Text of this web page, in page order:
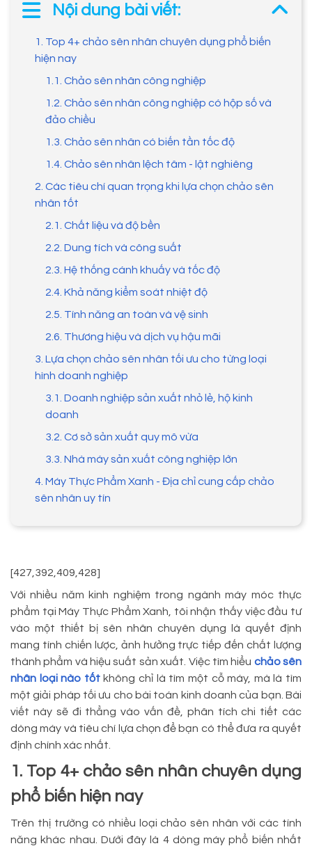
Nội dung bài viết:
1. Top 4+ chảo sên nhân chuyên dụng phổ biến
hiện nay
1.1. Chảo sên nhân công nghiệp
1.2. Chảo sên nhân công nghiệp có hộp số và
đảo chiều
1.3. Chảo sên nhân có biến tần tốc độ
1.4. Chảo sên nhân lệch tâm - lật nghiêng
2. Các tiêu chí quan trọng khi lựa chọn chảo sên
nhân tốt
2.1. Chất liệu và độ bền
2.2. Dung tích và công suất
2.3. Hệ thống cánh khuấy và tốc độ
2.4. Khả năng kiểm soát nhiệt độ
2.5. Tính năng an toàn và vệ sinh
2.6. Thương hiệu và dịch vụ hậu mãi
3. Lựa chọn chảo sên nhân tối ưu cho từng loại
hình doanh nghiệp
3.1. Doanh nghiệp sản xuất nhỏ lẻ, hộ kinh
doanh
3.2. Cơ sở sản xuất quy mô vừa
3.3. Nhà máy sản xuất công nghiệp lớn
4. Máy Thực Phẩm Xanh - Địa chỉ cung cấp chảo
sên nhân uy tín
[427,392,409,428]
Với nhiều năm kinh nghiệm trong ngành máy móc thực
phẩm tại Máy Thực Phẩm Xanh, tôi nhận thấy việc đầu tư
vào một thiết bị sên nhân chuyên dụng là quyết định
mang tính chiến lược, ảnh hưởng trực tiếp đến chất lượng
thành phẩm và hiệu suất sản xuất. Việc tìm hiểu chảo sên
nhân loại nào tốtkhông chỉ là tìm một cỗ máy, mà là tìm
một giải pháp tối ưu cho bài toán kinh doanh của bạn. Bài
viết này sẽ đi thẳng vào vấn đề, phân tích chi tiết các
dòng máy và tiêu chí lựa chọn để bạn có thể đưa ra quyết
định chính xác nhất.
1. Top 4+ chảo sên nhân chuyên dụng
phổ biến hiện nay
Trên thị trường có nhiều loại chảo sên nhân với các tính
năng khác nhau. Dưới đây là 4 dòng máy phổ biến nhất